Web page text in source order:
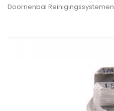
Doornenbal Reinigingssystemen